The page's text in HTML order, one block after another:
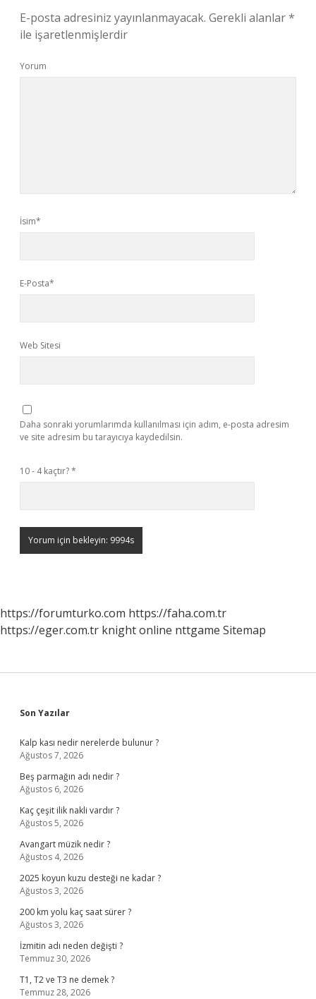
E-posta adresiniz yayınlanmayacak. Gerekli alanlar*
ile işaretlenmişlerdir
Yorum
İsim*
E-Posta*
Web Sitesi
Daha sonraki yorumlarımda kullanılması için adım, e-posta adresim
ve site adresim bu tarayıcıya kaydedilsin.
10 - 4 kaçtır?*
https://forumturko.com https://faha.com.tr
https://eger.com.tr knight online nttgame Sitemap
Sidebar
Son Yazılar
Kalp kası nedir nerelerde bulunur ?
Ağustos 7, 2026
Beş parmağın adı nedir ?
Ağustos 6, 2026
Kaç çeşit ilik nakli vardır ?
Ağustos 5, 2026
Avangart müzik nedir ?
Ağustos 4, 2026
2025 koyun kuzu desteği ne kadar ?
Ağustos 3, 2026
200 km yolu kaç saat sürer ?
Ağustos 3, 2026
İzmitin adı neden değişti ?
Temmuz 30, 2026
T1, T2 ve T3 ne demek ?
Temmuz 28, 2026